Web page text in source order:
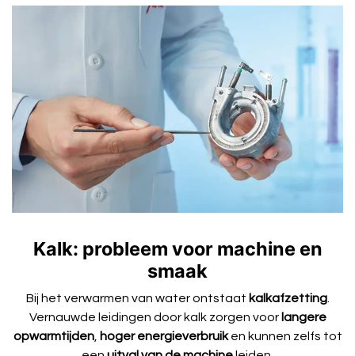
Kalk: probleem voor machine en
smaak
Bij het verwarmen van water ontstaat kalkafzetting.
Vernauwde leidingen door kalk zorgen voor langere
opwarmtijden, hoger energieverbruiken kunnen zelfs tot